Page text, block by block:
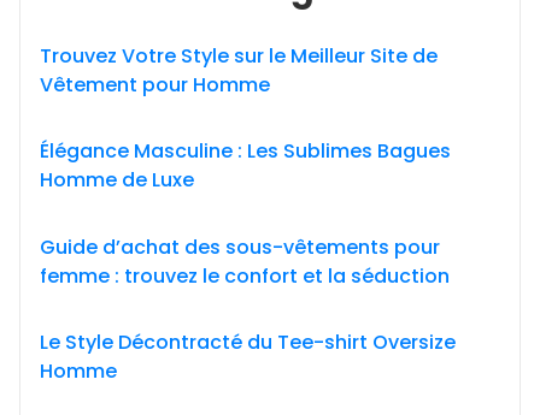
Trouvez Votre Style sur le Meilleur Site de
Vêtement pour Homme
Élégance Masculine : Les Sublimes Bagues
Homme de Luxe
Guide d’achat des sous-vêtements pour
femme : trouvez le confort et la séduction
Le Style Décontracté du Tee-shirt Oversize
Homme